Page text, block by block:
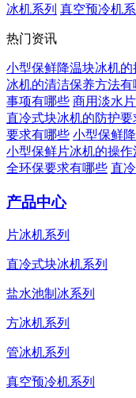
冰机系列 真空预冷机系
热门资讯
小型保鲜降温块冰机
冰机的清洁保养方法有
事项有哪些 商用淡水
直冷式块冰机的防护要
要求有哪些 小型保鲜
小型保鲜片冰机的操
全环保要求有哪些 直
产品中心
片冰机系列
直冷式块冰机系列
盐水池制冰系列
方冰机系列
管冰机系列
真空预冷机系列